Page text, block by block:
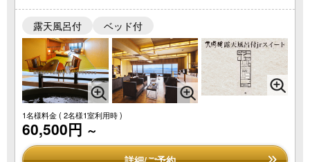
露天風呂付 ベッド付
1名様料金( 2名様1室利用時 )
60,500円 ～